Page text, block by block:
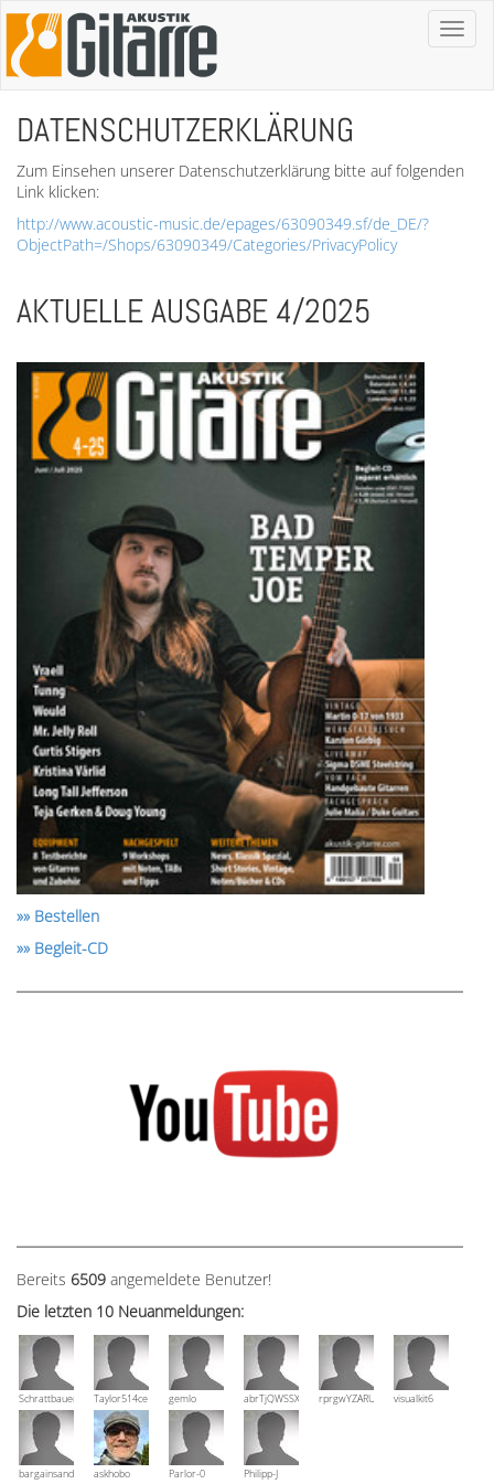
Toggle
DATENSCHUTZERKLÄRUNG
Zum Einsehen unserer Datenschutzerklärung bitte auf folgenden
Link klicken:
http://www.acoustic-music.de/epages/63090349.sf/de_DE/?
ObjectPath=/Shops/63090349/Categories/PrivacyPolicy
AKTUELLE AUSGABE 4/2025
»» Bestellen
»» Begleit-CD
Bereits 6509 angemeldete Benutzer!
Die letzten 10 Neuanmeldungen:
Schrattbauer Taylor514ce gemlo abrTjQWSSXuVznPolErprgwYZARUTZQyCWESpD
visualkit6
bargainsandmoreaskhobo Parlor-0 Philipp-J